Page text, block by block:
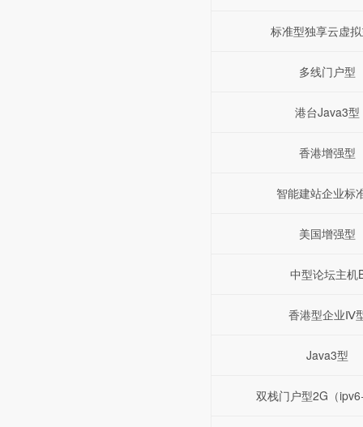
标准型独享云虚
多线门户型
港台Java3型
香港增强型
智能建站企业标
美国增强型
中型论坛主机
香港型企业Ⅳ
Java3型
双栈门户型2G（